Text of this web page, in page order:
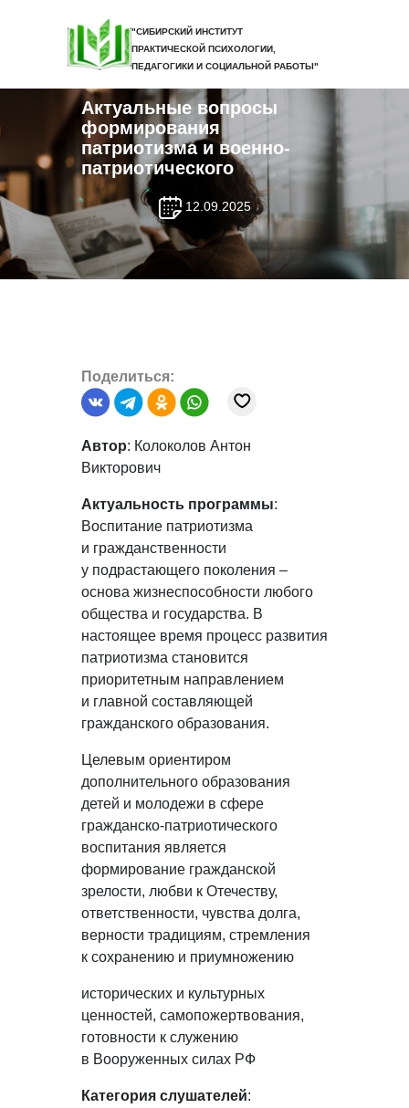
"СИБИРСКИЙ ИНСТИТУТ
ПРАКТИЧЕСКОЙ ПСИХОЛОГИИ,
ПЕДАГОГИКИ И СОЦИАЛЬНОЙ РАБОТЫ"
Актуальные вопросы
формирования
патриотизма и военно-
патриотического
12.09.2025
Поделиться:
Автор: Колоколов Антон
Викторович
Актуальность программы:
Воспитание патриотизма
и гражданственности
у подрастающего поколения –
основа жизнеспособности любого
общества и государства. В
настоящее время процесс развития
патриотизма становится
приоритетным направлением
и главной составляющей
гражданского образования.
Целевым ориентиром
дополнительного образования
детей и молодежи в сфере
гражданско-патриотического
воспитания является
формирование гражданской
зрелости, любви к Отечеству,
ответственности, чувства долга,
верности традициям, стремления
к сохранению и приумножению
исторических и культурных
ценностей, самопожертвования,
готовности к служению
в Вооруженных силах РФ
Категория слушателей: